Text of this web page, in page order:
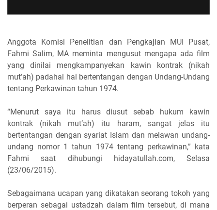
Anggota Komisi Penelitian dan Pengkajian MUI Pusat,
Fahmi Salim, MA meminta mengusut mengapa ada film
yang dinilai mengkampanyekan kawin kontrak (nikah
mut’ah) padahal hal bertentangan dengan Undang-Undang
tentang Perkawinan tahun 1974.
“Menurut saya itu harus diusut sebab hukum kawin
kontrak (nikah mut’ah) itu haram, sangat jelas itu
bertentangan dengan syariat Islam dan melawan undang-
undang nomor 1 tahun 1974 tentang perkawinan,” kata
Fahmi saat dihubungi hidayatullah.com, Selasa
(23/06/2015).
Sebagaimana ucapan yang dikatakan seorang tokoh yang
berperan sebagai ustadzah dalam film tersebut, di mana